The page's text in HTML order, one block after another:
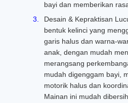
bayi dan memberikan
Desain & Kepraktisan
bentuk kelinci yang
garis halus dan warna-
anak, dengan mudah
merangsang
mudah digenggam bayi,
motorik halus dan
Mainan ini mudah